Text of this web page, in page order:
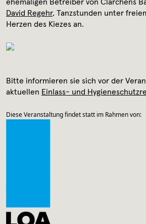
Archiv
Kontakt
Presse
ehemaligen Betreiber von Clärchens
David Regehr, Tanzstunden unter
Herzen des Kiezes an.
Bitte informieren sie sich vor der
aktuellen Einlass- und
Diese Veranstaltung findet statt im Rahmen von: